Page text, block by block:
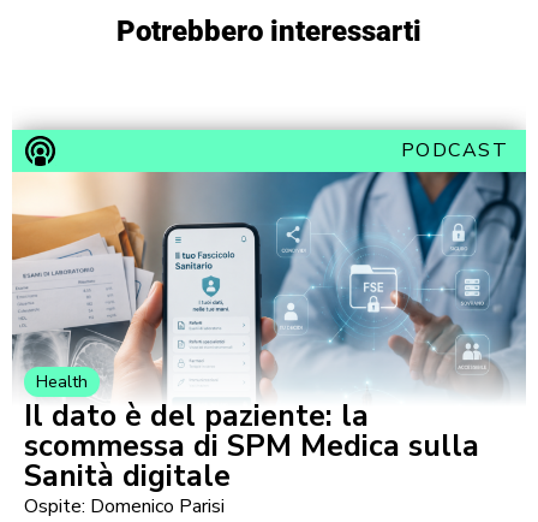
Potrebbero interessarti
PODCAST
Health
Il dato è del paziente: la
scommessa di SPM Medica sulla
Sanità digitale
Ospite: Domenico Parisi